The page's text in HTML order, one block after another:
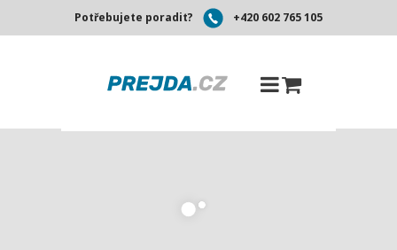
Potřebujete poradit? +420 602 765 105